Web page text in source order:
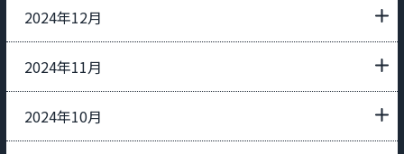
2024年12月
2024年11月
2024年10月